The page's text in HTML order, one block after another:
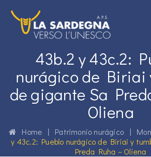
43b.2 y 43c.2:
nurágico de Biriai
de gigante Sa
Oliena
Home | Patrimonio nurágico |
y 43c.2: Pueblo nurágico de Biriai y
Preda Ruha – Oliena